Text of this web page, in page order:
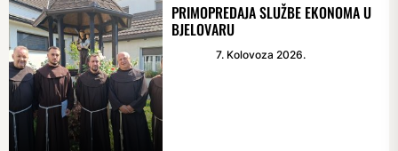
PRIMOPREDAJA SLUŽBE EKONOMA U
BJELOVARU
7. Kolovoza 2026.